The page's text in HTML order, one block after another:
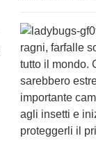
ragni, farfalle
tutto il mondo.
sarebbero
importante
agli insetti e
proteggerli il